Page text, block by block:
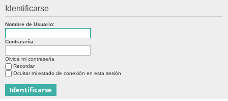
Identificarse
Nombre de Usuario:
Contraseña:
Olvidé mi contraseña
Recordar
Ocultar mi estado de conexión en esta sesión